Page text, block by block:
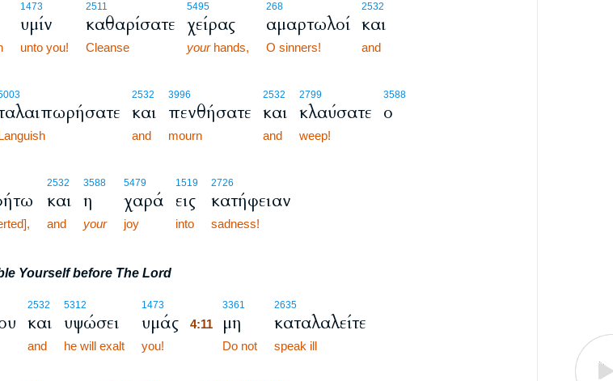
1473
υμίν
unto you!
2511
καθαρίσατε
Cleanse
5495
χείρας
yourhands,
268
αμαρτωλοί
O sinners!
2532
και
and
2532
και
and
3996
πενθήσατε
mourn
2532
και
and
2799
κλαύσατε
weep!
3588
ο
2532
και
and
3588
η
your
5479
χαρά
joy
1519
εις
into
2726
κατήφειαν
sadness!
Yourself before The Lord
2532
και
and
5312
υψώσει
he will exalt
1473
υμάς
you!
3361
4:11 μη
Do not
2635
καταλαλείτε
speak ill